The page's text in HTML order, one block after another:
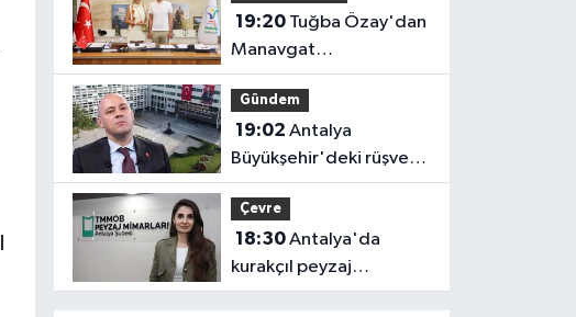
19:20Tuğba Özay'dan
Manavgat
Belediyesi'ne ziyaret!
Ortak akıl sürecine
destek verdi
Gündem
19:02
Büyükşehir'deki rüşvet
soruşturmasında 2
gözaltı
Çevre
18:30Antalya'da
kurakçıl peyzaj
tartışması: "Kentlerimiz